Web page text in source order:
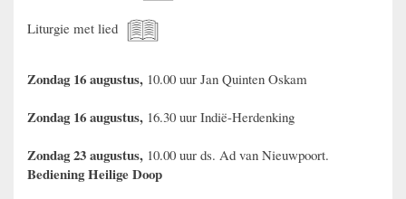
Liturgie met lied
Zondag 16 augustus, 10.00 uur Jan Quinten Oskam
Zondag 16 augustus, 16.30 uur Indië-Herdenking
Zondag 23 augustus, 10.00 uur ds. Ad van Nieuwpoort.
Bediening Heilige Doop